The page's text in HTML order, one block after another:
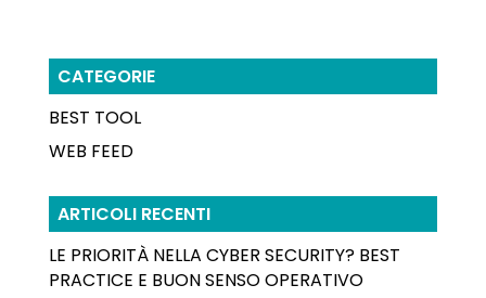
CATEGORIE
BEST TOOL
WEB FEED
ARTICOLI RECENTI
LE PRIORITÀ NELLA CYBER SECURITY? BEST
PRACTICE E BUON SENSO OPERATIVO